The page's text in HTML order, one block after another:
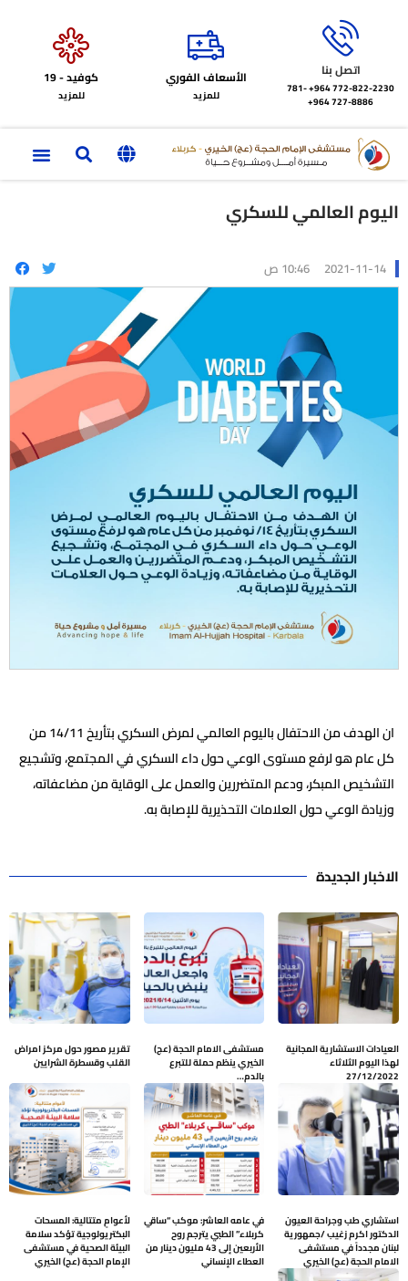
اتصل بنا
772-822-2230‏ 964+
781-
727-8886 964+
الأسعاف الفوري
للمزيد
كوفيد - 19
للمزيد
اليوم العالمي للسكري
2021-11-14 10:46 ص
ان الهدف من الاحتفال باليوم العالمي لمرض السكري بتأريخ 14/11 من
كل عام هو لرفع مستوى الوعي حول داء السكري في المجتمع، وتشجيع
التشخيص المبكر، ودعم المتضررين والعمل على الوقاية من مضاعفاته،
وزيادة الوعي حول العلامات التحذيرية للإصابة به.
الاخبار الجديدة
العيادات الاستشارية المجانية
لهذا اليوم الثلاثاء
27/12/2022
مستشفى الامام الحجة (عج)
الخيري ينظم حملة للتبرع
بالدم…
تقرير مصور حول مركز امراض
القلب وقسطرة الشرايين
استشاري طب وجراحة العيون
الدكتور اكرم زغيب /جمهورية
لبنان مجدداً في مستشفى
الامام الحجة (عج) الخيري
في عامه العاشر: موكب “ساقي
كربلاء” الطبي يترجم روح
الأربعين إلى 43 مليون دينار من
العطاء الإنساني
لأعوامٍ متتالية: المسحات
البكتريولوجية تؤكد سلامة
البيئة الصحية في مستشفى
الإمام الحجة (عج) الخيري